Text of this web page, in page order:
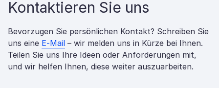
Kontaktieren Sie uns
Bevorzugen Sie persönlichen Kontakt? Schreiben Sie
uns eine E-Mail – wir melden uns in Kürze bei Ihnen.
Teilen Sie uns Ihre Ideen oder Anforderungen mit,
und wir helfen Ihnen, diese weiter auszuarbeiten.